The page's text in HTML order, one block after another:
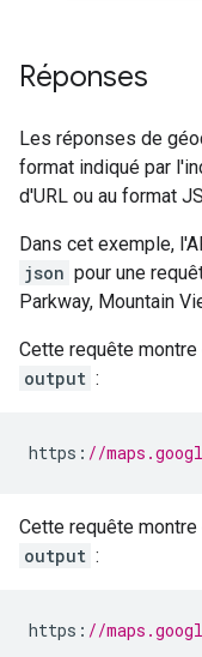
Réponses
Les réponses de
format indiqué par
d'URL ou au format
Dans cet exemple,
json pour une
Parkway, Mountain
Cette requête
output :
https : //
Cette requête
output :
https : //